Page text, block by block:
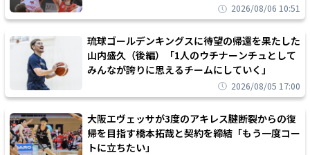
2026/08/06 10:51
琉球ゴールデンキングスに待望の帰還を果たした
山内盛久（後編）「1人のウチナーンチュとして
みんなが誇りに思えるチームにしていく」
2026/08/05 17:00
大阪エヴェッサが3度のアキレス腱断裂からの復
帰を目指す橋本拓哉と契約を締結「もう一度コー
トに立ちたい」